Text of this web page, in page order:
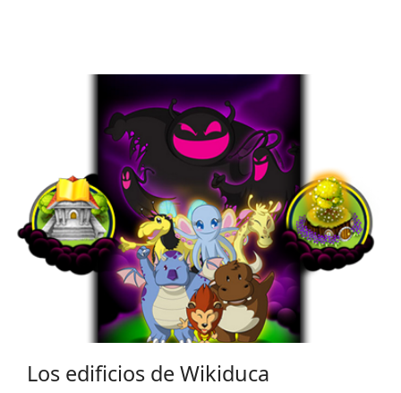
Los edificios de Wikiduca